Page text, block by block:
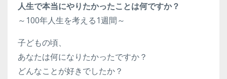
人生で本当にやりたかったことは何ですか？
～100年人生を考える1週間～
子どもの頃、
あなたは何になりたかったですか？
どんなことが好きでしたか？